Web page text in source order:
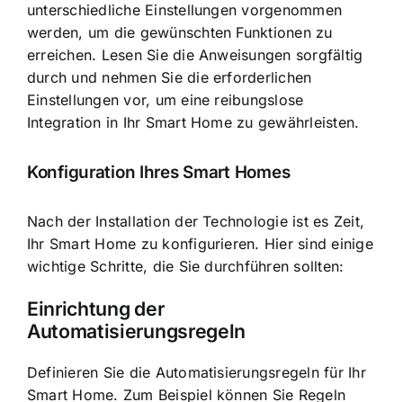
unterschiedliche Einstellungen vorgenommen
werden, um die gewünschten Funktionen zu
erreichen. Lesen Sie die Anweisungen sorgfältig
durch und nehmen Sie die erforderlichen
Einstellungen vor, um eine reibungslose
Integration in Ihr Smart Home zu gewährleisten.
Konfiguration Ihres Smart Homes
Nach der Installation der Technologie ist es Zeit,
Ihr Smart Home zu konfigurieren. Hier sind einige
wichtige Schritte, die Sie durchführen sollten:
Einrichtung der
Automatisierungsregeln
Definieren Sie die Automatisierungsregeln für Ihr
Smart Home. Zum Beispiel können Sie Regeln